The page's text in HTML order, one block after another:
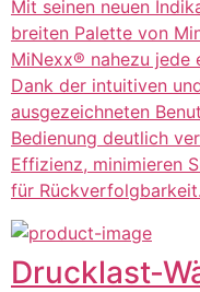
Mit seinen neuen
breiten Palette von
MiNexx® nahezu jede
Dank der intuitiven
ausgezeichneten
Bedienung deutlich
Effizienz, minimieren
für Rückverfolgbarkeit.
Drucklast-